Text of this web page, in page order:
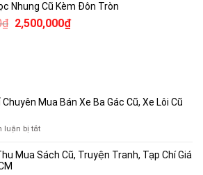
490,000₫.là:
300,000₫.
Nhung Cũ Kèm Đôn Tròn
₫ Giá
2,500,000₫Giá
Mua Bán Xe Ba Gác Cũ, Xe Lôi Cũ
luận bị tắtở
4
Mua Sách Cũ, Truyện Tranh, Tạp Chí Giá